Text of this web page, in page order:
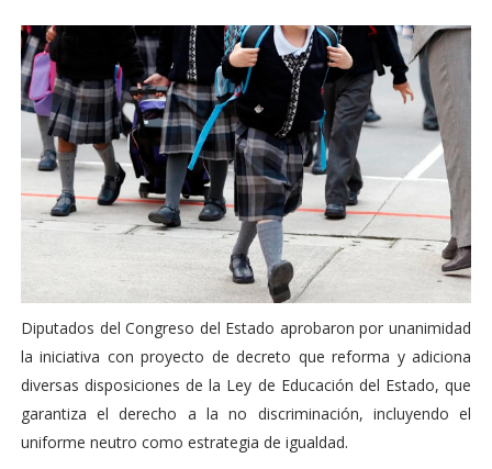
Diputados del Congreso del Estado aprobaron por unanimidad
la iniciativa con proyecto de decreto que reforma y adiciona
diversas disposiciones de la Ley de Educación del Estado, que
garantiza el derecho a la no discriminación, incluyendo el
uniforme neutro como estrategia de igualdad.